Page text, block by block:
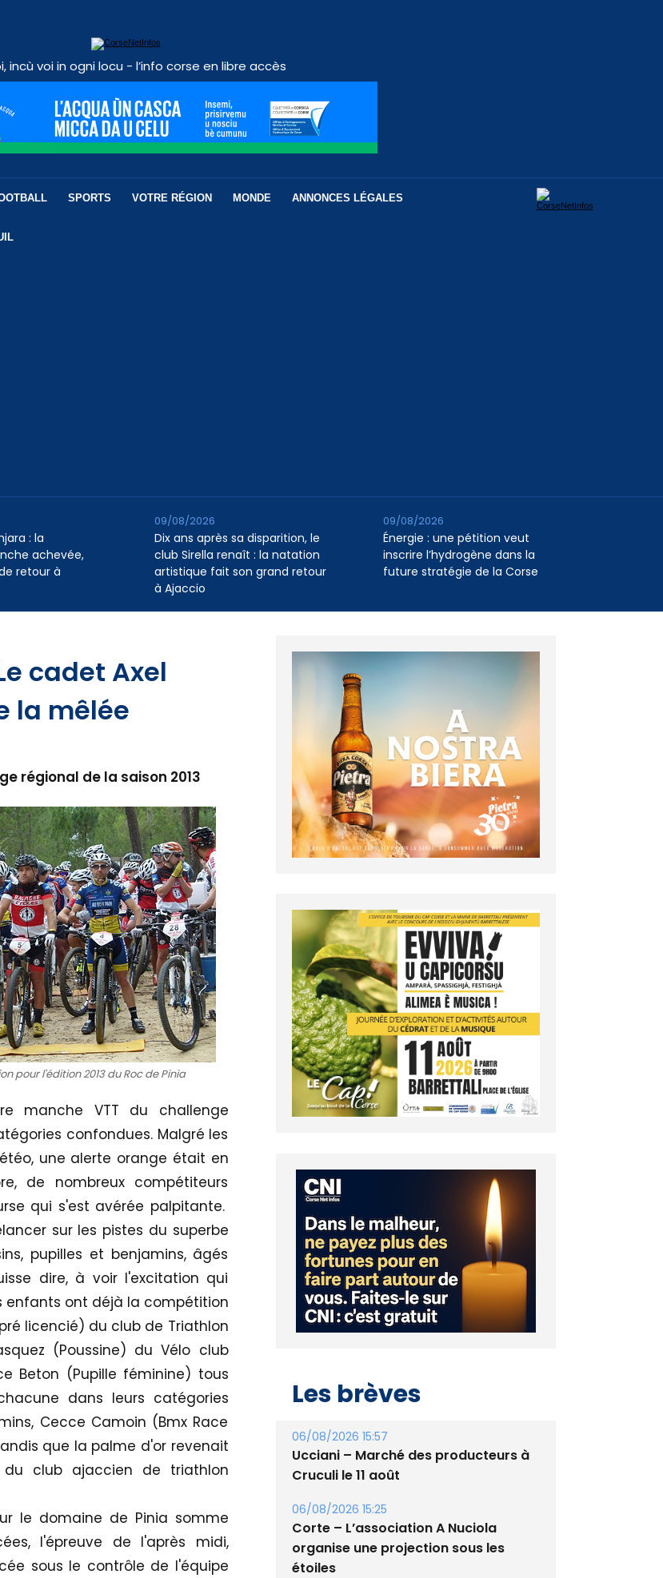
incù voi in ogni locu - l’info corse en libre accès
SPORTS VOTRE RÉGION MONDE ANNONCES LÉGALES
: la
achevée,
retour à
Dix ans après sa disparition, le
club Sirella renaît : la natation
artistique fait son grand retour
à Ajaccio
09/08/2026
Énergie : une pétition veut
inscrire l’hydrogène dans la
future stratégie de la Corse
09/08/2026
cadet Axel
la mêlée
régional de la saison 2013
pour l'édition 2013 du Roc de Pinia
manche VTT du challenge
confondues. Malgré les
une alerte orange était en
de nombreux compétiteurs
qui s'est avérée palpitante.
sur les pistes du superbe
pupilles et benjamins, âgés
dire, à voir l'excitation qui
enfants ont déjà la compétition
licencié) du club de Triathlon
(Poussine) du Vélo club
Beton (Pupille féminine) tous
dans leurs catégories
Cecce Camoin (Bmx Race
que la palme d'or revenait
club ajaccien de triathlon
le domaine de Pinia somme
l'épreuve de l'après midi,
sous le contrôle de l'équipe
Les brèves
06/08/2026 15:57
Ucciani – Marché des producteurs à
Cruculi le 11 août
06/08/2026 15:25
Corte – L’association A Nuciola
organise une projection sous les
étoiles